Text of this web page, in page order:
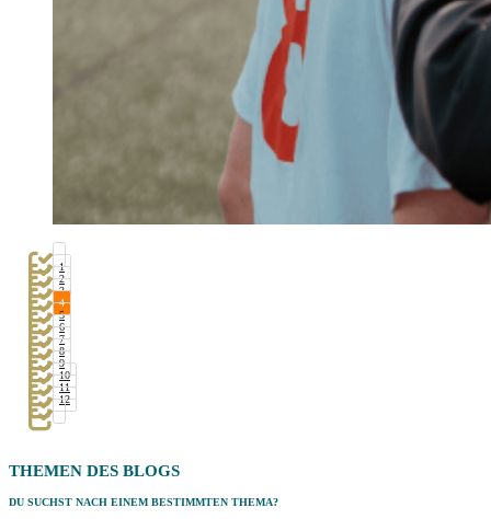
1
2
3
4
5
6
7
8
9
10
11
12
THEMEN DES BLOGS
DU SUCHST NACH EINEM BESTIMMTEN THEMA?